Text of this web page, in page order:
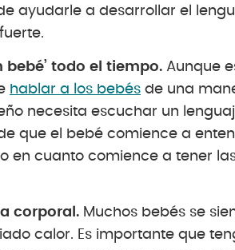
ayudarle a desarrollar el
bebé’ todo el tiempo. Aunque
hablar a los bebés de una
necesita escuchar un
que el bebé comience a
en cuanto comience a tener
corporal. Muchos bebés se
calor. Es importante que